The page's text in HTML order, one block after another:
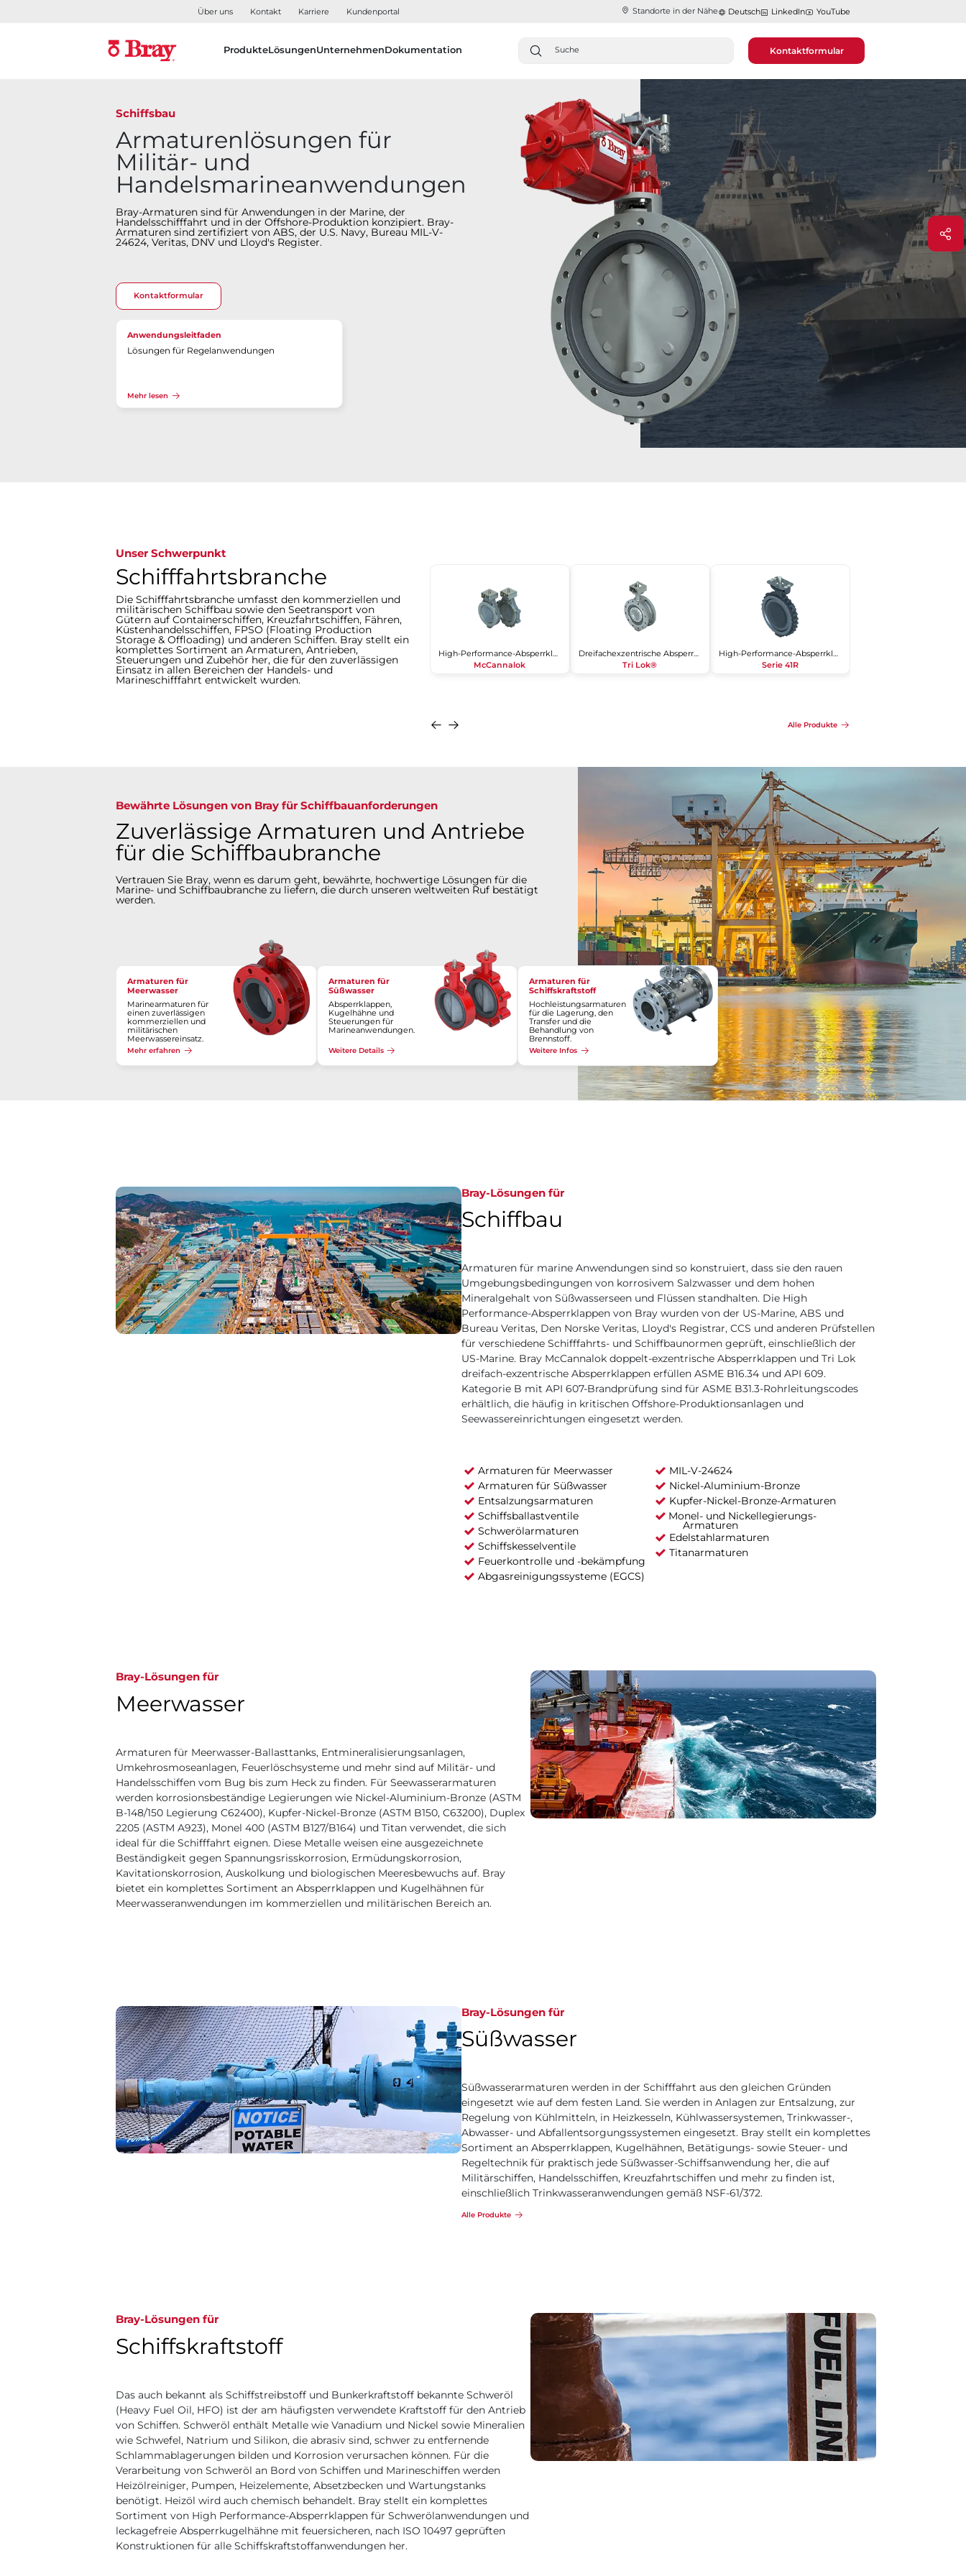
Über uns Kontakt Karriere Kundenportal Standorte in der Nähe​​​​​​​ Deutsch LinkedIn YouTube
ProdukteLösungenUnternehmenDokumentation Kontaktformular
Schiffsbau
Armaturenlösungen für
Militär- und
Handelsmarineanwendungen
Bray-Armaturen sind für Anwendungen in der Marine, der
Handelsschifffahrt und in der Offshore-Produktion konzipiert.​​​​​​​ Bray-
Armaturen sind zertifiziert von ABS, der U.S. Navy, Bureau MIL-V-
24624, Veritas, DNV und Lloyd's Register.
Kontaktformular
Anwendungsleitfaden
Lösungen für Regelanwendungen
Mehr lesen
Unser Schwerpunkt
Schifffahrtsbranche
Die Schifffahrtsbranche umfasst den kommerziellen und
militärischen Schiffbau sowie den Seetransport von
Gütern auf Containerschiffen, Kreuzfahrtschiffen, Fähren,
Küstenhandelsschiffen, FPSO (Floating Production
Storage & Offloading) und anderen Schiffen. Bray stellt ein
komplettes Sortiment an Armaturen, Antrieben,
Steuerungen und Zubehör her, die für den zuverlässigen
Einsatz in allen Bereichen der Handels- und
Marineschifffahrt entwickelt wurden.
High-Performance-Absperrklappe
McCannalok
Dreifachexzentrische Absperrklappe
Tri Lok®
High-Performance-Absperrklappe
Serie 41R
Alle Produkte
Bewährte Lösungen von Bray für Schiffbauanforderungen
Zuverlässige Armaturen und Antriebe
für die Schiffbaubranche
Vertrauen Sie Bray, wenn es darum geht, bewährte, hochwertige Lösungen für die
Marine- und Schiffbaubranche zu liefern, die durch unseren weltweiten Ruf bestätigt
werden.
Armaturen für
Meerwasser
Marinearmaturen für
einen zuverlässigen
kommerziellen und
militärischen
Meerwassereinsatz.
Mehr erfahren
Armaturen für
Süßwasser
Absperrklappen,
Kugelhähne und
Steuerungen für
Marineanwendungen.
Weitere Details
Armaturen für
Schiffskraftstoff
Hochleistungsarmaturen
für die Lagerung, den
Transfer und die
Behandlung von
Brennstoff.
Weitere Infos
Bray-Lösungen für
Schiffbau
Armaturen für marine Anwendungen sind so konstruiert, dass sie den rauen
Umgebungsbedingungen von korrosivem Salzwasser und dem hohen
Mineralgehalt von Süßwasserseen und Flüssen standhalten. Die High
Performance-Absperrklappen von Bray wurden von der US-Marine, ABS und
Bureau Veritas, Den Norske Veritas, Lloyd's Registrar, CCS und anderen Prüfstellen
für verschiedene Schifffahrts- und Schiffbaunormen geprüft, einschließlich der
US-Marine. Bray McCannalok doppelt-exzentrische Absperrklappen und Tri Lok
dreifach-exzentrische Absperrklappen erfüllen ASME B16.34 und API 609.
Kategorie B mit API 607-Brandprüfung sind für ASME B31.3-Rohrleitungscodes
erhältlich, die häufig in kritischen Offshore-Produktionsanlagen und
Seewassereinrichtungen eingesetzt werden.
Armaturen für Meerwasser
Armaturen für Süßwasser
Entsalzungsarmaturen
Schiffsballastventile
Schwerölarmaturen
Schiffskesselventile
Feuerkontrolle und -bekämpfung
Abgasreinigungssysteme (EGCS)
MIL-V-24624
Nickel-Aluminium-Bronze
Kupfer-Nickel-Bronze-Armaturen
Monel- und Nickellegierungs-
Armaturen
Edelstahlarmaturen
Titanarmaturen
Bray-Lösungen für
Meerwasser
Armaturen für Meerwasser-Ballasttanks, Entmineralisierungsanlagen,
Umkehrosmoseanlagen, Feuerlöschsysteme und mehr sind auf Militär- und
Handelsschiffen vom Bug bis zum Heck zu finden.​​​​​​​ Für Seewasserarmaturen
werden korrosionsbeständige Legierungen wie Nickel-Aluminium-Bronze (ASTM
B-148/150 Legierung C62400), Kupfer-Nickel-Bronze (ASTM B150, C63200), Duplex
2205 (ASTM A923), Monel 400 (ASTM B127/B164) und Titan verwendet, die sich
ideal für die Schifffahrt eignen. Diese Metalle weisen eine ausgezeichnete
Beständigkeit gegen Spannungsrisskorrosion, Ermüdungskorrosion,
Kavitationskorrosion, Auskolkung und biologischen Meeresbewuchs auf. Bray
bietet ein komplettes Sortiment an Absperrklappen und Kugelhähnen für
Meerwasseranwendungen im kommerziellen und militärischen Bereich an.
Bray-Lösungen für
Süßwasser
Süßwasserarmaturen werden in der Schifffahrt aus den gleichen Gründen
eingesetzt wie auf dem festen Land. Sie werden in Anlagen zur Entsalzung, zur
Regelung von Kühlmitteln, in Heizkesseln, Kühlwassersystemen, Trinkwasser-,
Abwasser- und Abfallentsorgungssystemen eingesetzt. Bray stellt ein komplettes
Sortiment an Absperrklappen, Kugelhähnen, Betätigungs- sowie Steuer- und
Regeltechnik für praktisch jede Süßwasser-Schiffsanwendung her, die auf
Militärschiffen, Handelsschiffen, Kreuzfahrtschiffen und mehr zu finden ist,
einschließlich Trinkwasseranwendungen gemäß NSF-61/372.
Alle Produkte
Bray-Lösungen für
Schiffskraftstoff
Das auch bekannt als Schiffstreibstoff und Bunkerkraftstoff bekannte Schweröl
(Heavy Fuel Oil, HFO) ist der am häufigsten verwendete Kraftstoff für den Antrieb
von Schiffen. Schweröl enthält Metalle wie Vanadium und Nickel sowie Mineralien
wie Schwefel, Natrium und Silikon, die abrasiv sind, schwer zu entfernende
Schlammablagerungen bilden und Korrosion verursachen können. Für die
Verarbeitung von Schweröl an Bord von Schiffen und Marineschiffen werden
Heizölreiniger, Pumpen, Heizelemente, Absetzbecken und Wartungstanks
benötigt. Heizöl wird auch chemisch behandelt. Bray stellt ein komplettes
Sortiment von High Performance-Absperrklappen für Schwerölanwendungen und
leckagefreie Absperrkugelhähne mit feuersicheren, nach ISO 10497 geprüften
Konstruktionen für alle Schiffskraftstoffanwendungen her.